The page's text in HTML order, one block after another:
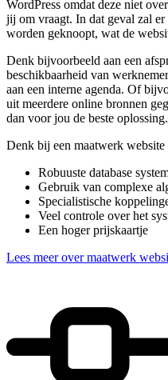
WordPress omdat deze niet
jij om vraagt. In dat geval zal er
worden geknoopt, wat de
Denk bijvoorbeeld aan een
beschikbaarheid van
aan een interne agenda. Of
uit meerdere online bronnen
dan voor jou de beste oplossing.
Denk bij een maatwerk website
Robuuste database
Gebruik van complexe
Specialistische
Veel controle over het
Een hoger prijskaartje
Lees meer over maatwerk